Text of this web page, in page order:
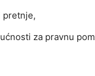
pretnje,
za pravnu